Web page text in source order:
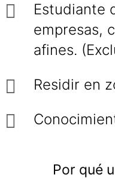
Estudiante
empresas,
afines.
Residir en
Por qué